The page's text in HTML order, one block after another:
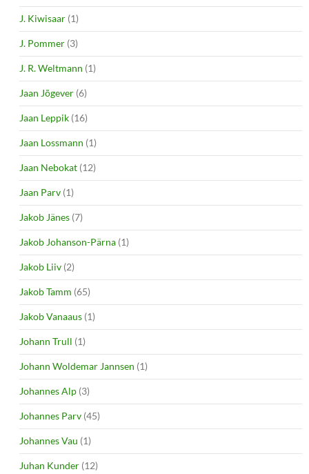
J. Kiwisaar (1)
J. Pommer (3)
J. R. Weltmann (1)
Jaan Jõgever (6)
Jaan Leppik (16)
Jaan Lossmann (1)
Jaan Nebokat (12)
Jaan Parv (1)
Jakob Jänes (7)
Jakob Johanson-Pärna (1)
Jakob Liiv (2)
Jakob Tamm (65)
Jakob Vanaaus (1)
Johann Trull (1)
Johann Woldemar Jannsen (1)
Johannes Alp (3)
Johannes Parv (45)
Johannes Vau (1)
Juhan Kunder (12)